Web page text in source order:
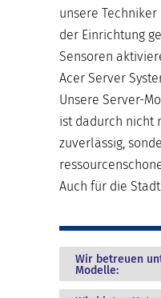
unsere
der Einrichtung
Sensoren
Acer Server
Unsere Server-
ist dadurch nicht
zuverlässig,
Auch für die
Wir betreuen
Modelle: